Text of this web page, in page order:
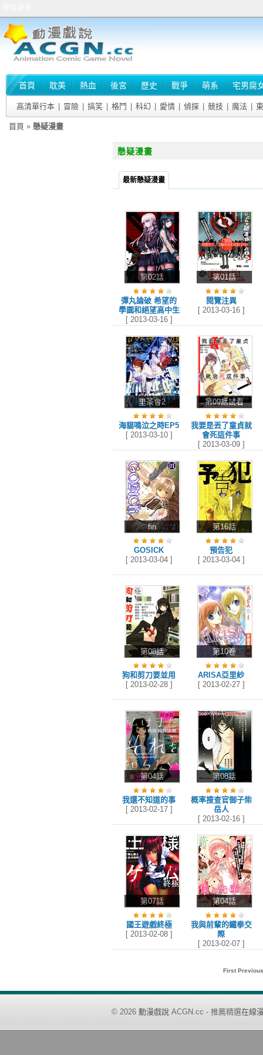
首頁 耽美 熱血 後宮 歷史 戰爭 萌系 宅男腐
高清單行本 冒險 搞笑 格鬥 科幻 愛情 偵探 競技 魔法
首頁 » 懸疑漫畫
懸疑漫畫
最新懸疑漫畫
第02話
彈丸論破 希望的
學園和絕望高中生
[ 2013-03-16 ]
第01話
閱覽注異
[ 2013-03-16 ]
里茶會2
海貓鳴泣之時EP5
[ 2013-03-10 ]
第09話試看
我要是丟了童貞就
會死這件事
[ 2013-03-09 ]
fin
GOSICK
[ 2013-03-04 ]
第16話
預告犯
[ 2013-03-04 ]
第08話
狗和剪刀要並用
[ 2013-02-28 ]
第10卷
ARISA亞里紗
[ 2013-02-27 ]
第04話
我還不知道的事
[ 2013-02-17 ]
第08話
概率搜查官御子柴
岳人
[ 2013-02-16 ]
第07話
國王遊戲終極
[ 2013-02-08 ]
第04話
我與前輩的鐵拳交
際
[ 2013-02-07 ]
First
© 2026 動漫戲說 ACGN.cc - 推薦精選在線